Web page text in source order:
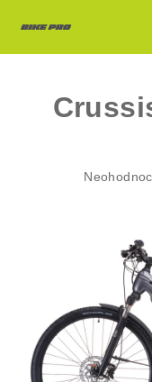
Průměrné
hvězdiček.